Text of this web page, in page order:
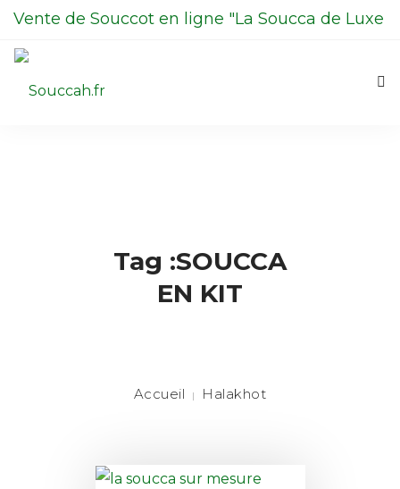
Vente de Souccot en ligne "La Soucca de Luxe
en Kit"
06 98 13 70 00
La Centrale du Etrog
Tag :SOUCCA
EN KIT
Accueil Halakhot